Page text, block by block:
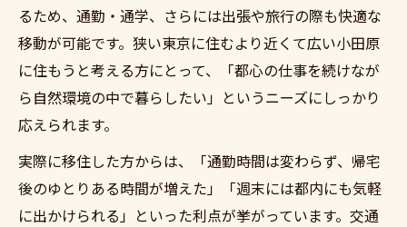
るため、通勤・通学、さらには出張や旅行の際も快適な
移動が可能です。狭い東京に住むより近くて広い小田原
に住もうと考える方にとって、「都心の仕事を続けなが
ら自然環境の中で暮らしたい」というニーズにしっかり
応えられます。
実際に移住した方からは、「通勤時間は変わらず、帰宅
後のゆとりある時間が増えた」「週末には都内にも気軽
に出かけられる」といった利点が挙がっています。交通